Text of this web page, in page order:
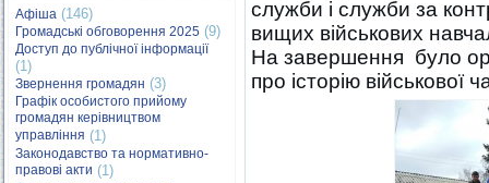
Афіша (146)
Громадські обговорення 2025 (9)
Доступ до публічної інформації
(1)
Звернення громадян (3)
Графік особистого прийому
громадян керівництвом
управління (1)
Законодавство та нормативно-
правові акти (1)
служби і служби за
вищих військових
На завершення було
про історію військової